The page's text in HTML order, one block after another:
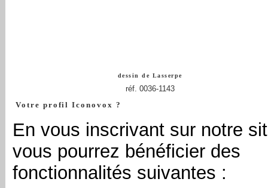
dessin de Lasserpe
réf. 0036-1143
Votre profil Iconovox ?
En vous inscrivant sur notre
vous pourrez bénéficier des
fonctionnalités suivantes :